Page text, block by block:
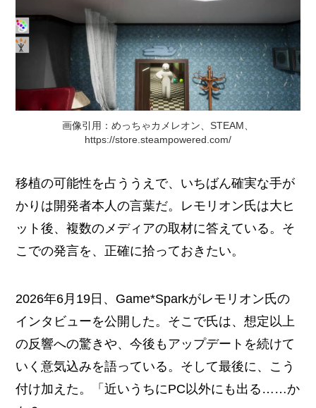
画像引用：めっちゃカメレオン、STEAM、
https://store.steampowered.com/
移植の可能性を占ううえで、いちばん確実な手が
かりは開発者本人の言葉だ。レモリオン氏は大ヒ
ット後、複数のメディアの取材に答えている。そ
こでの発言を、正確に拾っておきたい。
2026年6月19日、Game*Sparkがレモリオン氏の
インタビューを公開した。そこで氏は、想定以上
の反響への驚きや、今後もアップデートを続けて
いく意気込みを語っている。そして最後に、こう
付け加えた。「近いうちにPC以外にも出る……か